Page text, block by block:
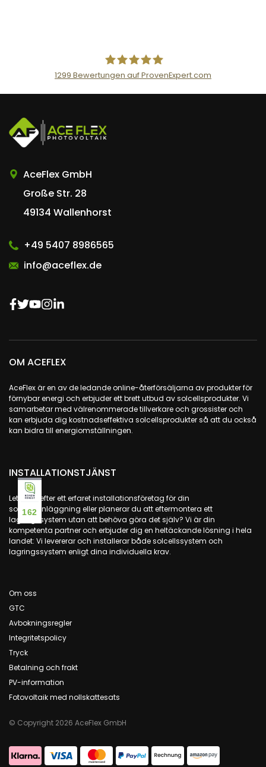
AceFlex GmbH
1299 Bewertungen auf ProvenExpert.com
AceFlex GmbH
Große Str. 28
49134 Wallenhorst
+49 5407 8986565
info@aceflex.de
OM ACEFLEX
AceFlex är en av de ledande online-återförsäljarna av produkter för
förnybar energi och erbjuder ett brett utbud av solcellsprodukter. Vi
samarbetar med välrenommerade tillverkare och grossister och
kan erbjuda dig kostnadseffektiva solcellsprodukter så att du också
kan bidra till energiomställningen.
INSTALLATIONSTJÄNST
Letar du efter ett erfaret installationsföretag för din
solcellsanläggning eller planerar du att eftermontera ett
lagringssystem utan att behöva göra det själv? Vi är din
kompetenta partner och erbjuder dig en heltäckande lösning i hela
landet: Vi levererar och installerar både solcellssystem och
lagringssystem enligt dina individuella krav.
Om oss
GTC
Avbokningsregler
Integritetspolicy
Tryck
Betalning och frakt
PV-information
Fotovoltaik med nollskattesats
© Copyright 2026 AceFlex GmbH
162